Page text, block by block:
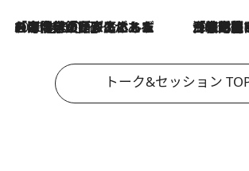
2026.8.3
「今後値上げがあるとすれば…」「リスクがあるのは今年の冬」エネルギー専門家が語る、ホルムズ海峡封鎖が家庭にもたらす“ある心配” 2026.8.3
「住宅建てられない…」「サーチャージ料の高値が続いている」ホルムズ海峡封鎖による影
トーク&セッション